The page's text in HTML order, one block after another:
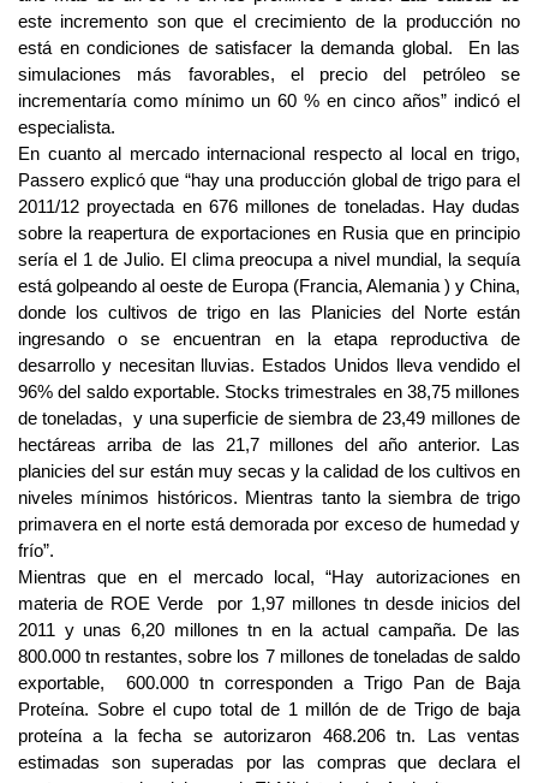
este incremento son que el crecimiento de la producción no
está en condiciones de satisfacer la demanda global. En las
simulaciones más favorables, el precio del petróleo se
incrementaría como mínimo un 60 % en cinco años” indicó el
especialista.
En cuanto al mercado internacional respecto al local en trigo,
Passero explicó que “hay una producción global de trigo para el
2011/12 proyectada en 676 millones de toneladas. Hay dudas
sobre la reapertura de exportaciones en Rusia que en principio
sería el 1 de Julio. El clima preocupa a nivel mundial, la sequía
está golpeando al oeste de Europa (Francia, Alemania ) y China,
donde los cultivos de trigo en las Planicies del Norte están
ingresando o se encuentran en la etapa reproductiva de
desarrollo y necesitan lluvias. Estados Unidos lleva vendido el
96% del saldo exportable. Stocks trimestrales en 38,75 millones
de toneladas, y una superficie de siembra de 23,49 millones de
hectáreas arriba de las 21,7 millones del año anterior. Las
planicies del sur están muy secas y la calidad de los cultivos en
niveles mínimos históricos. Mientras tanto la siembra de trigo
primavera en el norte está demorada por exceso de humedad y
frío”.
Mientras que en el mercado local, “Hay autorizaciones en
materia de ROE Verde por 1,97 millones tn desde inicios del
2011 y unas 6,20 millones tn en la actual campaña. De las
800.000 tn restantes, sobre los 7 millones de toneladas de saldo
exportable, 600.000 tn corresponden a Trigo Pan de Baja
Proteína. Sobre el cupo total de 1 millón de de Trigo de baja
proteína a la fecha se autorizaron 468.206 tn. Las ventas
estimadas son superadas por las compras que declara el